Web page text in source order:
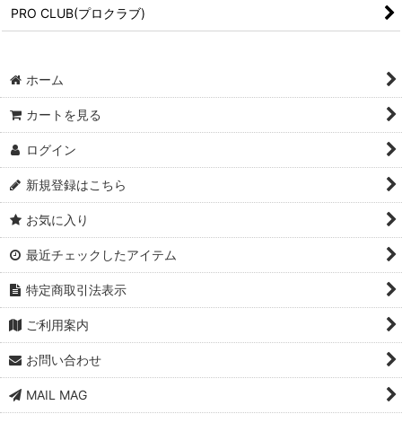
PRO CLUB(プロクラブ)
ホーム
カートを見る
ログイン
新規登録はこちら
お気に入り
最近チェックしたアイテム
特定商取引法表示
ご利用案内
お問い合わせ
MAIL MAG